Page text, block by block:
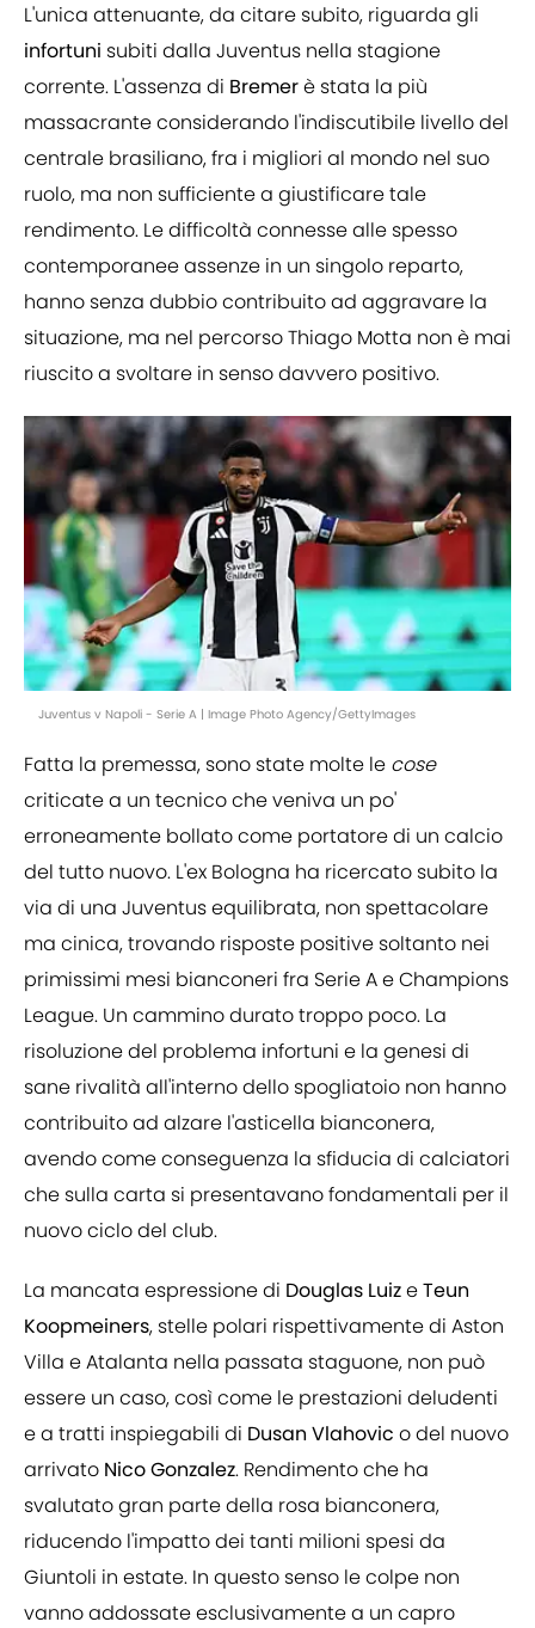
L'unica attenuante, da citare subito, riguarda gli
infortuni subiti dalla Juventus nella stagione
corrente. L'assenza di Bremerè stata la più
massacrante considerando l'indiscutibile livello del
centrale brasiliano, fra i migliori al mondo nel suo
ruolo, ma non sufficiente a giustificare tale
rendimento. Le difficoltà connesse alle spesso
contemporanee assenze in un singolo reparto,
hanno senza dubbio contribuito ad aggravare la
situazione, ma nel percorso Thiago Motta non è mai
riuscito a svoltare in senso davvero positivo.
Juventus v Napoli - Serie A | Image Photo Agency/GettyImages
Fatta la premessa, sono state molte le cose
criticate a un tecnico che veniva un po'
erroneamente bollato come portatore di un calcio
del tutto nuovo. L'ex Bologna ha ricercato subito la
via di una Juventus equilibrata, non spettacolare
ma cinica, trovando risposte positive soltanto nei
primissimi mesi bianconeri fra Serie A e Champions
League. Un cammino durato troppo poco. La
risoluzione del problema infortuni e la genesi di
sane rivalità all'interno dello spogliatoio non hanno
contribuito ad alzare l'asticella bianconera,
avendo come conseguenza la sfiducia di calciatori
che sulla carta si presentavano fondamentali per il
nuovo ciclo del club.
La mancata espressione di Douglas LuizeTeun
Koopmeiners, stelle polari rispettivamente di Aston
Villa e Atalanta nella passata staguone, non può
essere un caso, così come le prestazioni deludenti
e a tratti inspiegabili di Dusan Vlahovic o del nuovo
arrivato NicoGonzalez. Rendimento che ha
svalutato gran parte della rosa bianconera,
riducendo l'impatto dei tanti milioni spesi da
Giuntoli in estate. In questo senso le colpe non
vanno addossate esclusivamente a un capro